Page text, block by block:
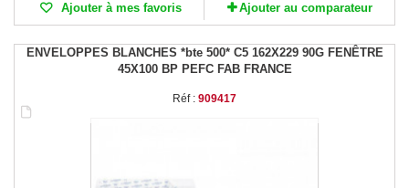
Ajouter à mes favoris Ajouter au comparateur
ENVELOPPES BLANCHES *bte 500* C5 162X229 90G FENÊTRE
45X100 BP PEFC FAB FRANCE
Réf : 909417